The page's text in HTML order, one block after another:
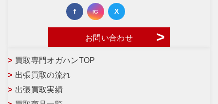
お問い合わせ
買取専門オガハンTOP
出張買取の流れ
出張買取実績